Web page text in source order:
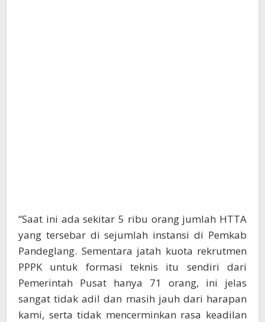
“Saat ini ada sekitar 5 ribu orang jumlah HTTA
yang tersebar di sejumlah instansi di Pemkab
Pandeglang. Sementara jatah kuota rekrutmen
PPPK untuk formasi teknis itu sendiri dari
Pemerintah Pusat hanya 71 orang, ini jelas
sangat tidak adil dan masih jauh dari harapan
kami, serta tidak mencerminkan rasa keadilan